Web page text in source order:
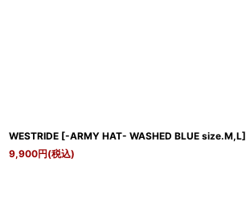
WESTRIDE [-ARMY HAT- WASHED BLUE size.M,L]
9,900円(税込)